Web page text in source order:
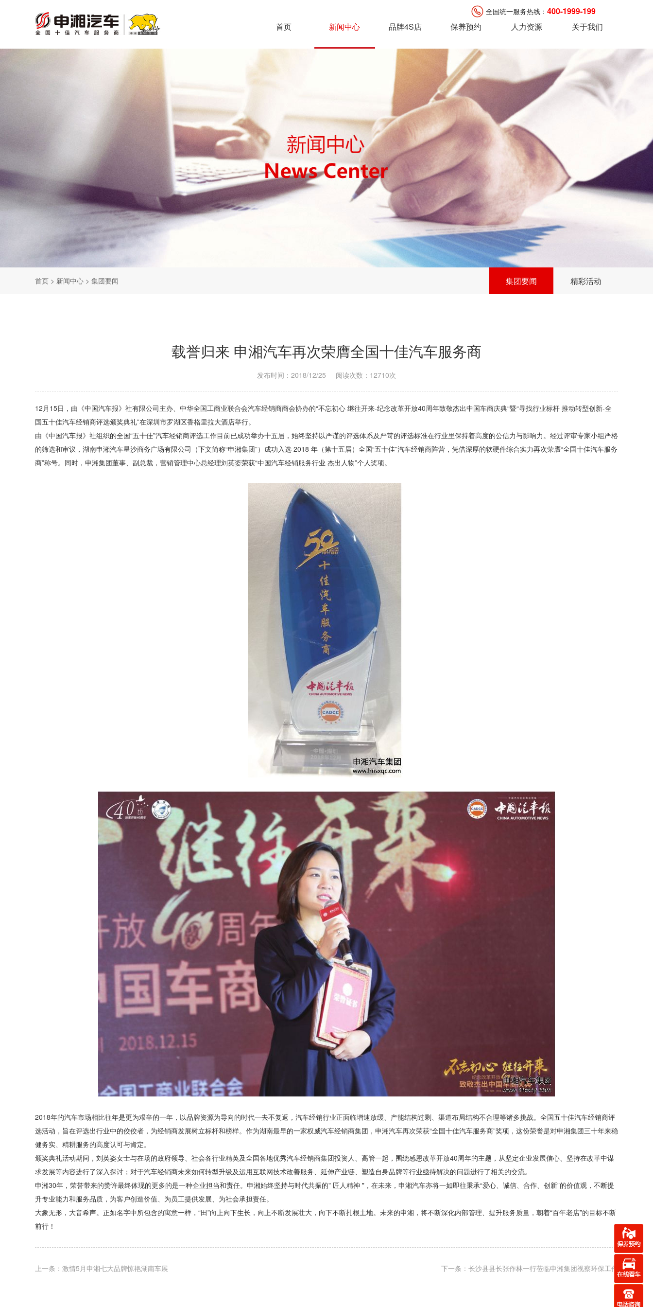
全国统一服务热线：400-1999-199
首页
新闻中心 品牌4S店 保养预约 人力资源 关于我们
首页 > 新闻中心 > 集团要闻 集团要闻 精彩活动
载誉归来 申湘汽车再次荣膺全国十佳汽车服务商
发布时间：2018/12/25 阅读次数：12710次
12月15日，由《中国汽车报》社有限公司主办、中华全国工商业联合会汽车经销商商会协办的“不忘初心 继往开来-纪念改革开放40周年致敬杰出中国车商庆典“暨“寻找行业标杆 推动转型创新-全
国五十佳汽车经销商评选颁奖典礼”在深圳市罗湖区香格里拉大酒店举行。
由《中国汽车报》社组织的全国“五十佳”汽车经销商评选工作目前已成功举办十五届，始终坚持以严谨的评选体系及严苛的评选标准在行业里保持着高度的公信力与影响力。经过评审专家小组严格
的筛选和审议，湖南申湘汽车星沙商务广场有限公司（下文简称“申湘集团”）成功入选 2018 年（第十五届）全国“五十佳”汽车经销商阵营，凭借深厚的软硬件综合实力再次荣膺“全国十佳汽车服务
商”称号。同时，申湘集团董事、副总裁，营销管理中心总经理刘英姿荣获“中国汽车经销服务行业 杰出人物”个人奖项。
2018年的汽车市场相比往年是更为艰辛的一年，以品牌资源为导向的时代一去不复返，汽车经销行业正面临增速放缓、产能结构过剩、渠道布局结构不合理等诸多挑战。全国五十佳汽车经销商评
选活动，旨在评选出行业中的佼佼者，为经销商发展树立标杆和榜样。作为湖南最早的一家权威汽车经销商集团，申湘汽车再次荣获“全国十佳汽车服务商”奖项，这份荣誉是对申湘集团三十年来稳
健务实、精耕服务的高度认可与肯定。
颁奖典礼活动期间，刘英姿女士与在场的政府领导、社会各行业精英及全国各地优秀汽车经销商集团投资人、高管一起，围绕感恩改革开放40周年的主题，从坚定企业发展信心、坚持在改革中谋
求发展等内容进行了深入探讨；对于汽车经销商未来如何转型升级及运用互联网技术改善服务、延伸产业链、塑造自身品牌等行业亟待解决的问题进行了相关的交流。
申湘30年，荣誉带来的赞许最终体现的更多的是一种企业担当和责任。申湘始终坚持与时代共振的" 匠人精神 "，在未来，申湘汽车亦将一如即往秉承“爱心、诚信、合作、创新”的价值观，不断提
升专业能力和服务品质，为客户创造价值、为员工提供发展、为社会承担责任。
大象无形，大音希声。正如名字中所包含的寓意一样，“田”向上向下生长，向上不断发展壮大，向下不断扎根土地。未来的申湘，将不断深化内部管理、提升服务质量，朝着“百年老店”的目标不断
前行！
上一条：激情5月申湘七大品牌惊艳湖南车展 下一条：长沙县县长张作林一行莅临申湘集团视察环保工作